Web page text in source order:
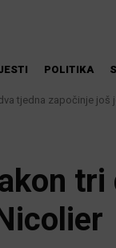
POLITIKA
tjedna započinje još
održana Ljetna